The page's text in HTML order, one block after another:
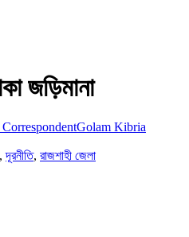
জড়িমানা
Golam Kibria
,দূরনীতি, রাজশাহী জেলা